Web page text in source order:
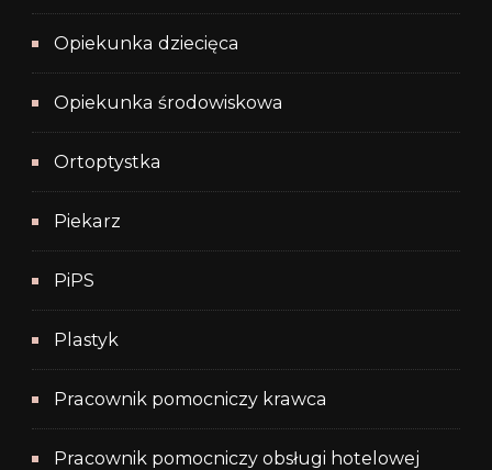
Opiekunka dziecięca
Opiekunka środowiskowa
Ortoptystka
Piekarz
PiPS
Plastyk
Pracownik pomocniczy krawca
Pracownik pomocniczy obsługi hotelowej